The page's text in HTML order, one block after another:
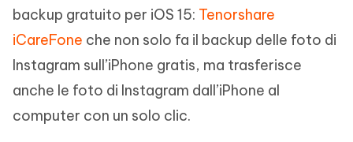
backup gratuito per iOS 15: Tenorshare
iCareFone che non solo fa il backup delle foto di
Instagram sull’iPhone gratis, ma trasferisce
anche le foto di Instagram dall’iPhone al
computer con un solo clic.